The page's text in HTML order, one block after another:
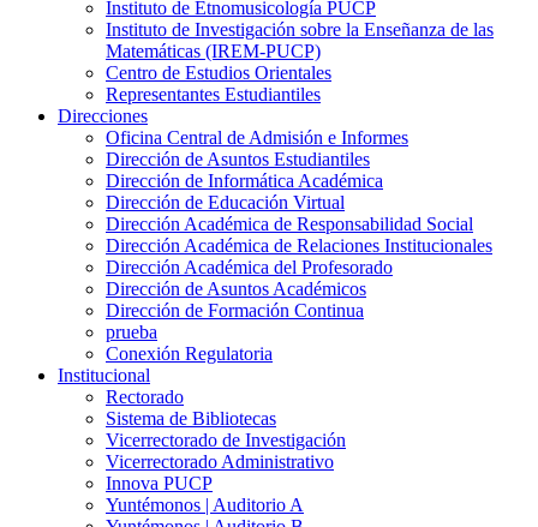
Instituto de Etnomusicología PUCP
Instituto de Investigación sobre la Enseñanza de las
Matemáticas (IREM-PUCP)
Centro de Estudios Orientales
Representantes Estudiantiles
Direcciones
Oficina Central de Admisión e Informes
Dirección de Asuntos Estudiantiles
Dirección de Informática Académica
Dirección de Educación Virtual
Dirección Académica de Responsabilidad Social
Dirección Académica de Relaciones Institucionales
Dirección Académica del Profesorado
Dirección de Asuntos Académicos
Dirección de Formación Continua
prueba
Conexión Regulatoria
Institucional
Rectorado
Sistema de Bibliotecas
Vicerrectorado de Investigación
Vicerrectorado Administrativo
Innova PUCP
Yuntémonos | Auditorio A